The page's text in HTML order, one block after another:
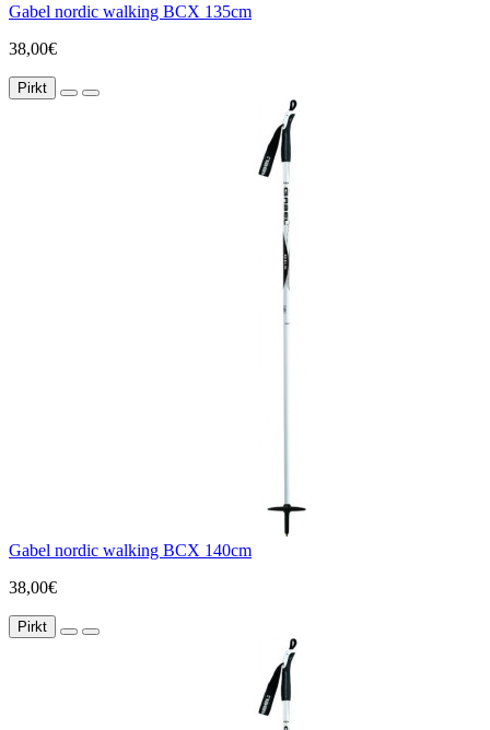
Gabel nordic walking BCX 135cm
38,00€
Pirkt
Gabel nordic walking BCX 140cm
38,00€
Pirkt